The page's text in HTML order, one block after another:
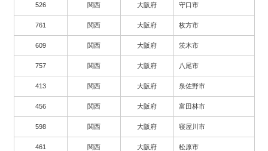
526 関西 大阪府 守口市
761 関西 大阪府 枚方市
609 関西 大阪府 茨木市
757 関西 大阪府 八尾市
413 関西 大阪府 泉佐野市
456 関西 大阪府 富田林市
598 関西 大阪府 寝屋川市
461 関西 大阪府 松原市